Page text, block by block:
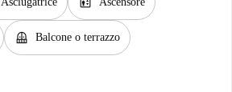
balcony Balcone o terrazzo